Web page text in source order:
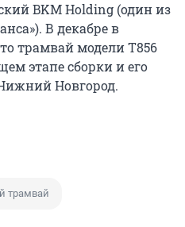
BKM Holding (один из
В декабре в
трамвай модели Т856
этапе сборки и его
Новгород.
трамвай